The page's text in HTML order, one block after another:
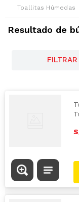
Toallitas Húmedas
Resultado de
FILTRAR